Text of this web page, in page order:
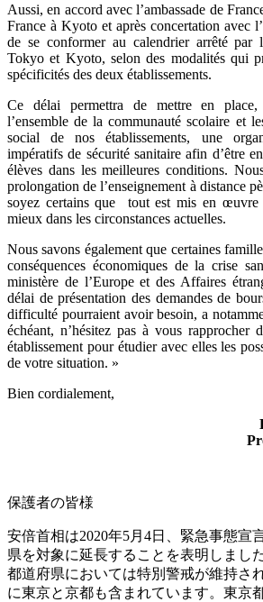
Aussi, en accord avec l’ambassade de
France à Kyoto et après concertation avec
de se conformer au calendrier arrêté par
Tokyo et Kyoto, selon des modalités qui
spécificités des deux établissements.
Ce délai permettra de mettre en place,
l’ensemble de la communauté scolaire et
social de nos établissements, une
impératifs de sécurité sanitaire afin d’être
élèves dans les meilleures conditions.
prolongation de l’enseignement à distance
soyez certains que tout est mis en œuvre
mieux dans les circonstances actuelles.
Nous savons également que certaines
conséquences économiques de la crise
ministère de l’Europe et des Affaires
délai de présentation des demandes de
difficulté pourraient avoir besoin, a
échéant, n’hésitez pas à vous rapprocher
établissement pour étudier avec elles les
de votre situation. »
Bien cordialement,
保護者の皆様
安倍首相は2020年5月 4日、緊急事態宣
県を対象に延長することを表明しまし
都道府県においては特別警戒が維持さ
に東京と京都も含まれています。東京